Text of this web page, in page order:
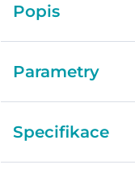
Popis
Parametry
Specifikace